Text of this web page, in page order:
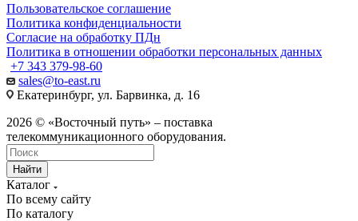
Пользовательское соглашение
Политика конфиденциальности
Согласие на обработку ПДн
Политика в отношении обработки персональных данных
+7 343 379-98-60
sales@to-east.ru
Екатеринбург, ул. Барвинка, д. 16
2026 © «Восточный путь» – поставка
телекоммуникационного оборудования.
Найти
Каталог
По всему сайту
По каталогу